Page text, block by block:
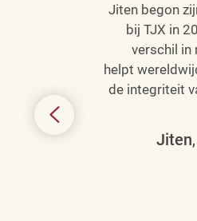
Jiten begon
bij TJX in
verschil in
helpt
de integriteit
Jiten